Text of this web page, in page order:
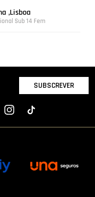
,Lisboa
Sub 14 Fem
SUBSCREVER